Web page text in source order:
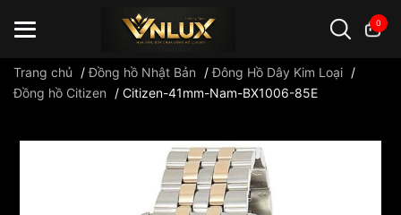
0
Trang chủ /Đồng hồ Nhật Bản /Đông Hồ Dây Kim Loại /
Đồng hồ Citizen
/ Citizen-41mm-Nam-BX1006-85E